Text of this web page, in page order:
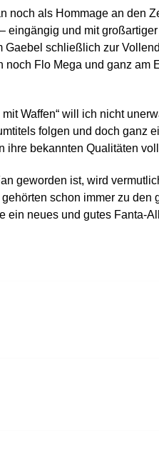
noch als Hommage an den
eingängig und mit
Gaebel schließlich zur
Flo Mega und ganz am
mit Waffen“ will ich nicht
folgen und doch ganz
ihre bekannten Qualitäten
geworden ist, wird
schon immer zu den
ein neues und gutes Fanta-